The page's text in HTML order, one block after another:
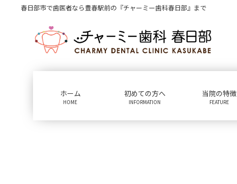
春日部市で歯医者なら豊春駅前の『チャーミー歯科春日部』まで
ホーム
HOME
初めての方へ
INFORMATION
当院の特徴
FEATURE